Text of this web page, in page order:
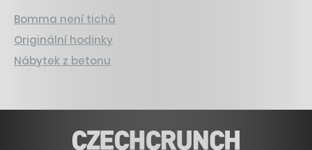
Bomma není tichá
Originální hodinky
Nábytek z betonu